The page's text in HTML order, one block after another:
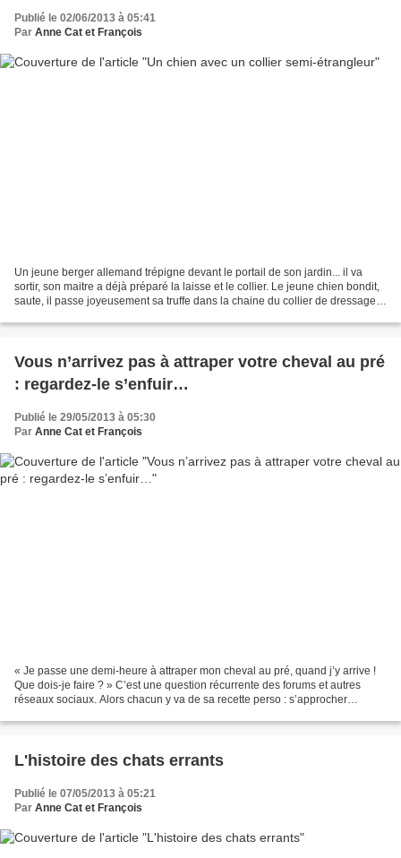
Publié le 02/06/2013 à 05:41
Par Anne Cat et François
Un jeune berger allemand trépigne devant le portail de son jardin... il va
sortir, son maitre a déjà préparé la laisse et le collier. Le jeune chien bondit,
saute, il passe joyeusement sa truffe dans la chaine du collier de dressage,
Vous n’arrivez pas à attraper votre cheval au pré
: regardez-le s’enfuir…
Publié le 29/05/2013 à 05:30
Par Anne Cat et François
« Je passe une demi-heure à attraper mon cheval au pré, quand j’y arrive !
Que dois-je faire ? » C’est une question récurrente des forums et autres
réseaux sociaux. Alors chacun y va de sa recette perso : s’approcher
L'histoire des chats errants
Publié le 07/05/2013 à 05:21
Par Anne Cat et François